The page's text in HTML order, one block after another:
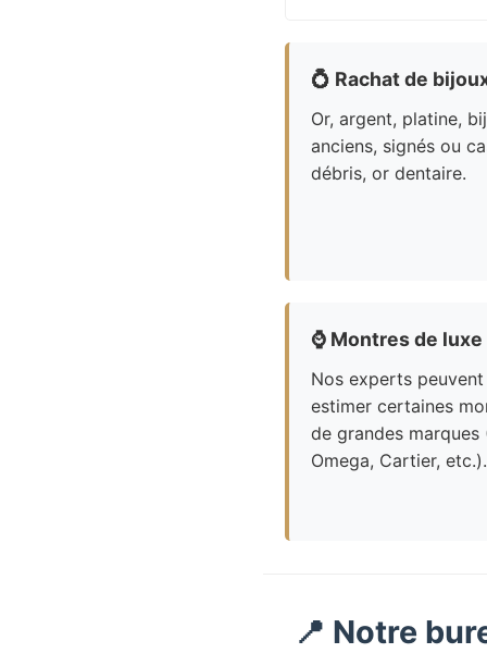
💍 Rachat de
Or, argent, platine,
anciens, signés ou
débris, or dentaire.
⌚ Montres de luxe
Nos experts peuvent
estimer certaines
de grandes marques
Omega, Cartier, etc.).
📍 Notre